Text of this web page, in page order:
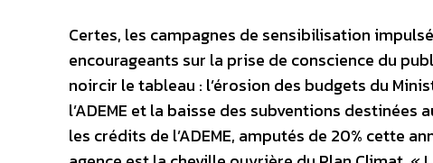
Certes, les campagnes de sensibilisation
encourageants sur la prise de conscience du
noircir le tableau : l’érosion des budgets du
l’ADEME et la baisse des subventions
les crédits de l’ADEME, amputés de 20% cette